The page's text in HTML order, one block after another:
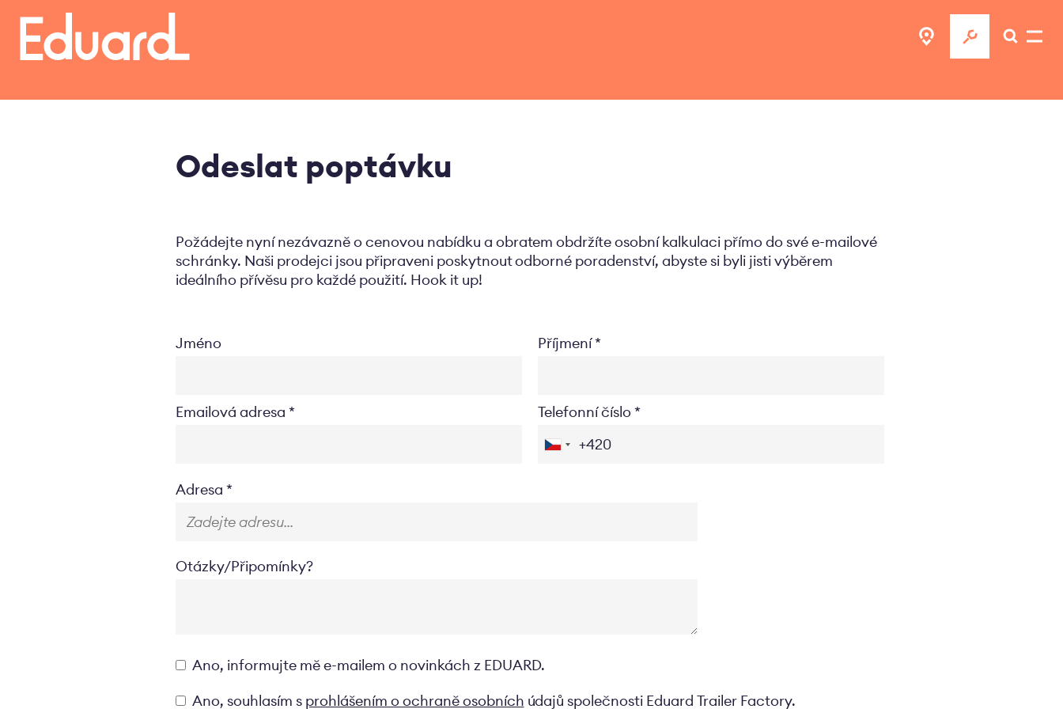
hlavnímu
obsahu
Odeslat poptávku
Požádejte nyní nezávazně o cenovou nabídku a obratem obdržíte osobní kalkulaci přímo do své e-mailové
schránky. Naši prodejci jsou připraveni poskytnout odborné poradenství, abyste si byli jisti výběrem
ideálního přívěsu pro každé použití. Hook it up!
Jméno Příjmení
Emailová adresa Telefonní číslo
Location
Adresa
Otázky/Připomínky?
Opt-
in
Ano, informujte mě e-mailem o novinkách z EDUARD.
Privacyverklaring
Ano, souhlasím s prohlášením o ochraně osobních údajů společnosti Eduard Trailer Factory.